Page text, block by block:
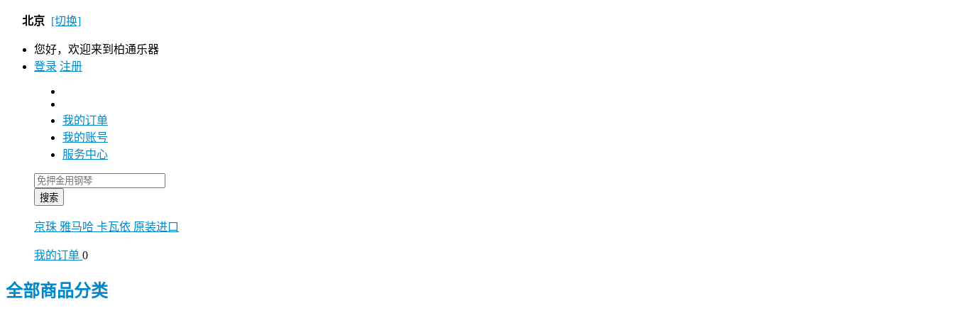
北京 [切换]
您好，欢迎来到柏通乐器
登录 注册
我的订单
我的账号
服务中心
搜索
京珠 雅马哈 卡瓦依 原装进口
我的订单 0
全部商品分类